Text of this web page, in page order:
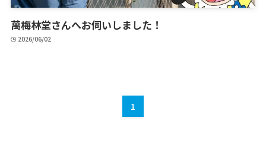
萬梅林堂さんへお伺いしました！
2026/06/02
1